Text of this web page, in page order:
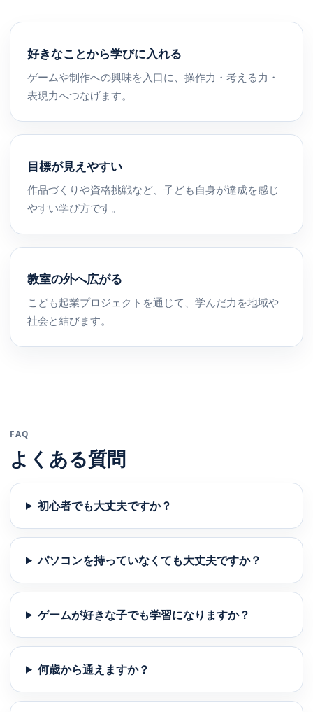
好きなことから学びに入れる
ゲームや制作への興味を入口に、操作力・考える力・
表現力へつなげます。
目標が見えやすい
作品づくりや資格挑戦など、子ども自身が達成を感じ
やすい学び方です。
教室の外へ広がる
こども起業プロジェクトを通じて、学んだ力を地域や
社会と結びます。
FAQ
よくある質問
初心者でも大丈夫ですか？
パソコンを持っていなくても大丈夫ですか？
ゲームが好きな子でも学習になりますか？
何歳から通えますか？